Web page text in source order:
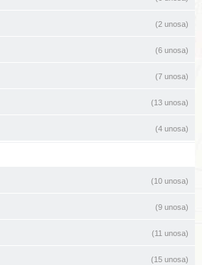
(2 unosa)
(6 unosa)
(7 unosa)
(13 unosa)
(4 unosa)
(10 unosa)
(9 unosa)
(11 unosa)
(15 unosa)